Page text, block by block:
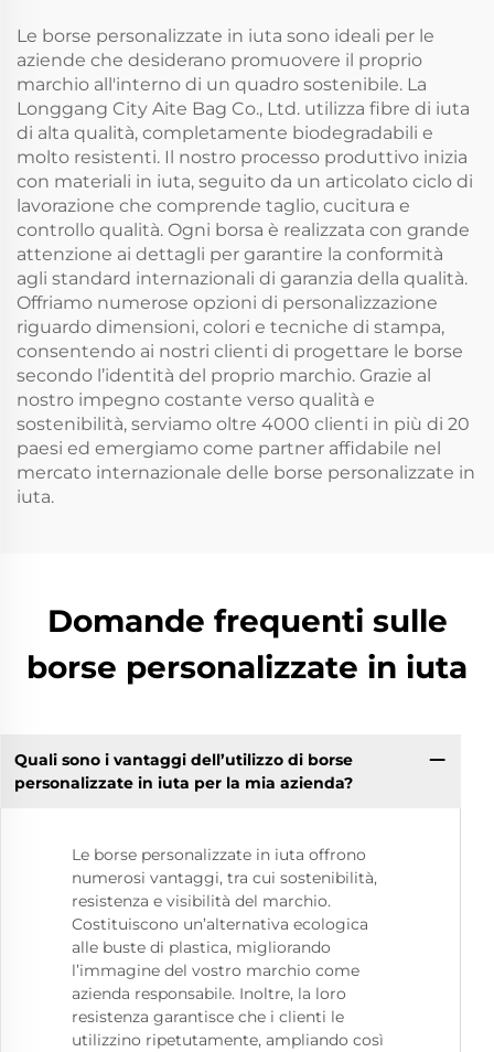
Borsa Vuota in Cotone
con Modello da
Personalizzare
Le borse personalizzate in iuta sono ideali per le
aziende che desiderano promuovere il proprio
marchio all'interno di un quadro sostenibile. La
Longgang City Aite Bag Co., Ltd. utilizza fibre di iuta
di alta qualità, completamente biodegradabili e
molto resistenti. Il nostro processo produttivo inizia
con materiali in iuta, seguito da un articolato ciclo di
lavorazione che comprende taglio, cucitura e
controllo qualità. Ogni borsa è realizzata con grande
attenzione ai dettagli per garantire la conformità
agli standard internazionali di garanzia della qualità.
Offriamo numerose opzioni di personalizzazione
riguardo dimensioni, colori e tecniche di stampa,
consentendo ai nostri clienti di progettare le borse
secondo l’identità del proprio marchio. Grazie al
nostro impegno costante verso qualità e
sostenibilità, serviamo oltre 4000 clienti in più di 20
paesi ed emergiamo come partner affidabile nel
mercato internazionale delle borse personalizzate in
iuta.
Domande frequenti sulle
borse personalizzate in iuta
Quali sono i vantaggi dell’utilizzo di borse
personalizzate in iuta per la mia azienda?
Le borse personalizzate in iuta offrono
numerosi vantaggi, tra cui sostenibilità,
resistenza e visibilità del marchio.
Costituiscono un’alternativa ecologica
alle buste di plastica, migliorando
l’immagine del vostro marchio come
azienda responsabile. Inoltre, la loro
resistenza garantisce che i clienti le
utilizzino ripetutamente, ampliando così